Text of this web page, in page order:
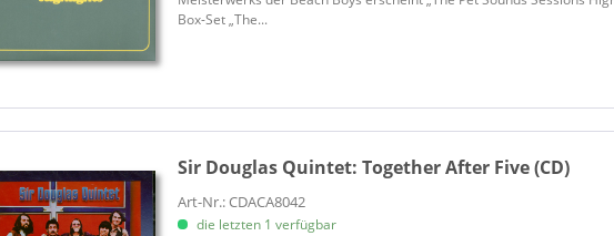
Aphrodite's Child
Artwoods
Box-Set „The...
Sir Douglas Quintet:Together After Five (CD)
Art-Nr.: CDACA8042
die letzten 1 verfügbar